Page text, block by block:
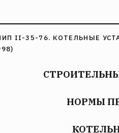
II-35-76. КОТЕЛЬНЫЕ
НОРМЫ